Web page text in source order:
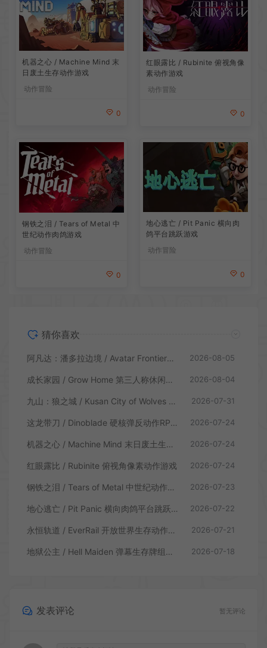
机器之心 / Machine Mind 末
日废土生存动作游戏
动作冒险
0
红眼露比 / Rubinite 俯视角像
素动作游戏
动作冒险
0
钢铁之泪 / Tears of Metal 中
世纪动作肉鸽游戏
动作冒险
0
地心逃亡 / Pit Panic 横向肉
鸽平台跳跃游戏
动作冒险
0
猜你喜欢
阿凡达：潘多拉边境 / Avatar Frontiers of Pandora 开放世界冒险游戏 2026-08-05
成长家园 / Grow Home 第三人称休闲动作游戏 2026-08-04
九山：狼之城 / Kusan City of Wolves 硬核俯视角动作游戏 2026-07-31
这龙带刀 / Dinoblade 硬核弹反动作RPG游戏 2026-07-24
机器之心 / Machine Mind 末日废土生存动作游戏 2026-07-24
红眼露比 / Rubinite 俯视角像素动作游戏 2026-07-24
钢铁之泪 / Tears of Metal 中世纪动作肉鸽游戏 2026-07-23
地心逃亡 / Pit Panic 横向肉鸽平台跳跃游戏 2026-07-22
永恒轨道 / EverRail 开放世界生存动作游戏 2026-07-21
地狱公主 / Hell Maiden 弹幕生存牌组动作游戏 2026-07-18
发表评论 暂无评论